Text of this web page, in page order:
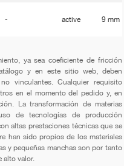
- active 9 mm
ya sea coeficiente de fricción
y en este sitio web, deben
vinculantes. Cualquier requisito
en el momento del pedido y, en
La transformación de materias
de tecnologías de producción
altas prestaciones técnicas que se
han sido propios de los materiales
y pequeñas manchas son por tanto
alto valor.